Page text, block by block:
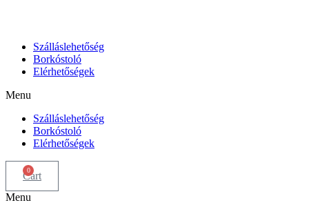
Szálláslehetőség
Borkóstoló
Elérhetőségek
Menu
Szálláslehetőség
Borkóstoló
Elérhetőségek
0
Cart
Menu